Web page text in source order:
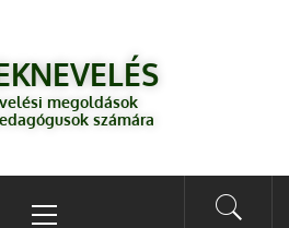
megoldások
számára